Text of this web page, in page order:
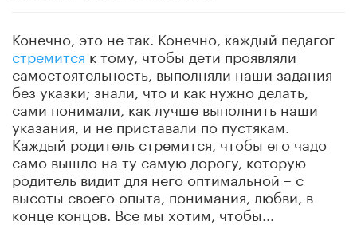
Конечно, это не так. Конечно, каждый педагог
стремится к тому, чтобы дети проявляли
самостоятельность, выполняли наши задания
без указки; знали, что и как нужно делать,
сами понимали, как лучше выполнить наши
указания, и не приставали по пустякам.
Каждый родитель стремится, чтобы его чадо
само вышло на ту самую дорогу, которую
родитель видит для него оптимальной – с
высоты своего опыта, понимания, любви, в
конце концов. Все мы хотим, чтобы...